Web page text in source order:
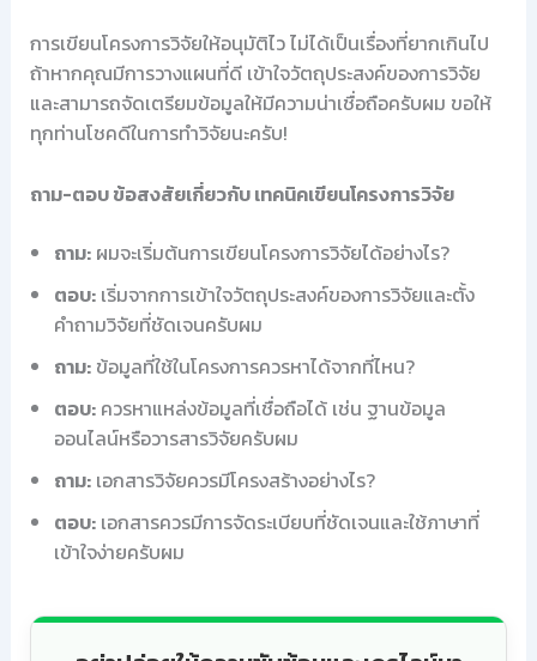
การเขียนโครงการวิจัยให้อนุมัติไว ไม่ได้เป็นเรื่องที่ยากเกินไป
ถ้าหากคุณมีการวางแผนที่ดี เข้าใจวัตถุประสงค์ของการวิจัย
และสามารถจัดเตรียมข้อมูลให้มีความน่าเชื่อถือครับผม ขอให้
ทุกท่านโชคดีในการทำวิจัยนะครับ!
ถาม-ตอบ ข้อสงสัยเกี่ยวกับ เทคนิคเขียนโครงการวิจัย
ถาม:ผมจะเริ่มต้นการเขียนโครงการวิจัยได้อย่างไร?
ตอบ:เริ่มจากการเข้าใจวัตถุประสงค์ของการวิจัยและตั้ง
คำถามวิจัยที่ชัดเจนครับผม
ถาม:ข้อมูลที่ใช้ในโครงการควรหาได้จากที่ไหน?
ตอบ:ควรหาแหล่งข้อมูลที่เชื่อถือได้ เช่น ฐานข้อมูล
ออนไลน์หรือวารสารวิจัยครับผม
ถาม:เอกสารวิจัยควรมีโครงสร้างอย่างไร?
ตอบ:เอกสารควรมีการจัดระเบียบที่ชัดเจนและใช้ภาษาที่
เข้าใจง่ายครับผม